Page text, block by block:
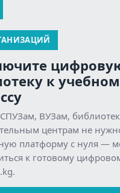
к
ВУЗам,
центрам не
платформу с нуля —
к готовому